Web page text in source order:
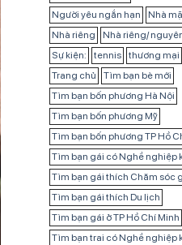
Người yêu ngắn hạn
Nhà
Nhà riêng
Nhà riêng/
Sự kiện:
tennis
thương mại
Trang chủ
Tìm bạn bè mới
Tìm bạn bốn phương Hà Nội
Tìm bạn bốn phương Mỹ
Tìm bạn bốn phương TP Hồ
Tìm bạn gái có Nghề nghiệp
Tìm bạn gái thích Chăm sóc
Tìm bạn gái thích Du lịch
Tìm bạn gái ở TP Hồ Chí Minh
Tìm bạn trai có Nghề nghiệp